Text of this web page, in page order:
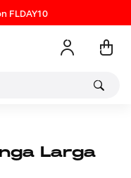
FLDAY10